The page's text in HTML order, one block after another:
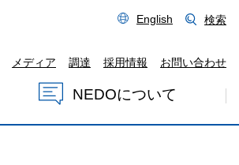
English 検索
メディア 調達 採用情報 お問い合わせ
NEDOについて